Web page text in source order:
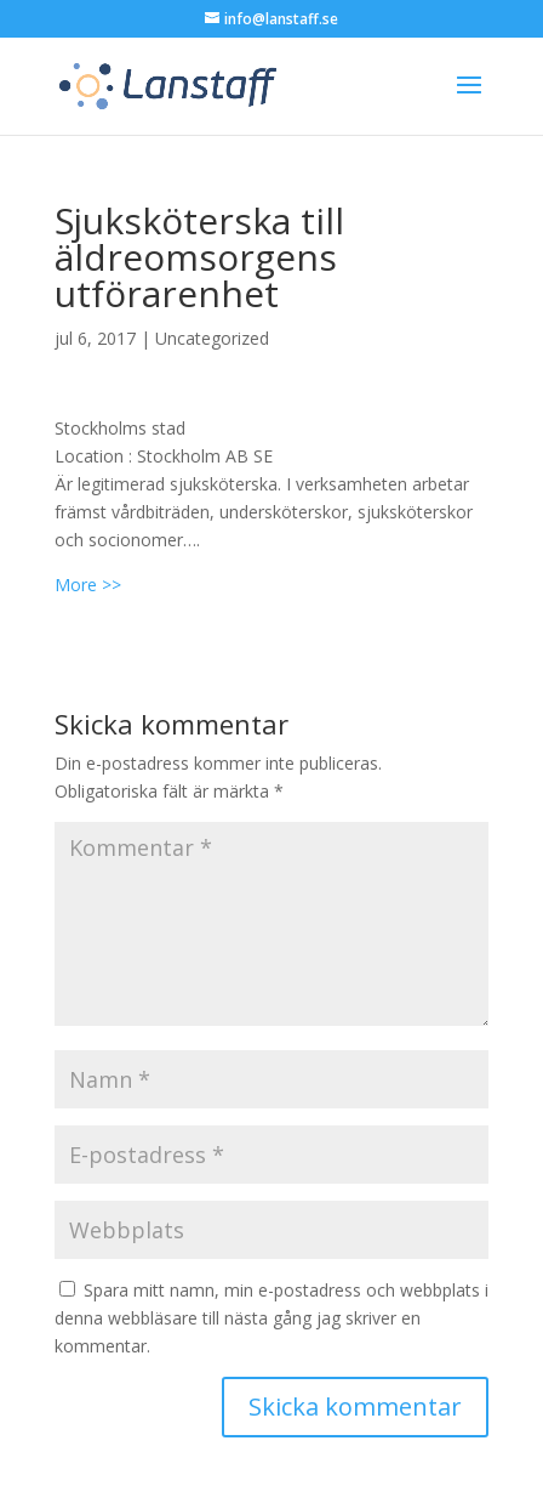
info@lanstaff.se
Sjuksköterska till
äldreomsorgens
utförarenhet
jul 6, 2017| Uncategorized
Stockholms stad
Location : Stockholm AB SE
Är legitimerad sjuksköterska. I verksamheten arbetar
främst vårdbiträden, undersköterskor, sjuksköterskor
och socionomer….
More >>
Skicka kommentar
Din e-postadress kommer inte publiceras.
Obligatoriska fält är märkta *
Spara mitt namn, min e-postadress och webbplats i
denna webbläsare till nästa gång jag skriver en
kommentar.